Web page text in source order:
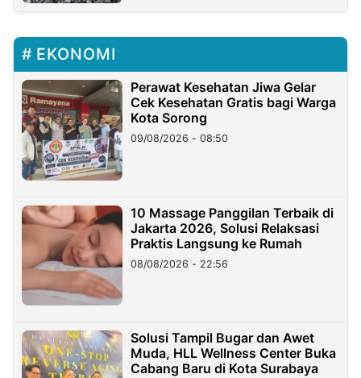
EKONOMI
Perawat Kesehatan Jiwa Gelar
Cek Kesehatan Gratis bagi Warga
Kota Sorong
09/08/2026 - 08:50
10 Massage Panggilan Terbaik di
Jakarta 2026, Solusi Relaksasi
Praktis Langsung ke Rumah
08/08/2026 - 22:56
Solusi Tampil Bugar dan Awet
Muda, HLL Wellness Center Buka
Cabang Baru di Kota Surabaya